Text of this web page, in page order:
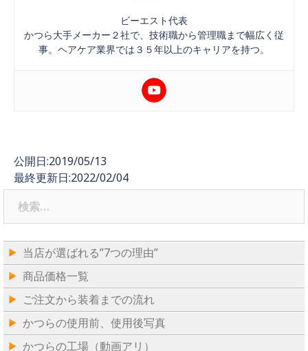
ビーエスト代表
かつら大手メーカー２社で、技術職から管理職まで幅広く従
事。ヘアケア業界では３５年以上のキャリアを持つ。
公開日:2019/05/13
最終更新日:2022/02/04
当店が選ばれる”7つの理由”
商品価格一覧
ご注文から装着までの流れ
かつらの使用前、使用後写真
かつらの工場（動画アリ）